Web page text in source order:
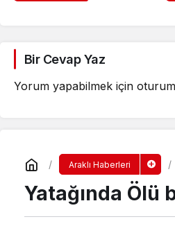
Bir Cevap Yaz
Yorum yapabilmek için oturum
Araklı Haberleri
Yatağında Ölü